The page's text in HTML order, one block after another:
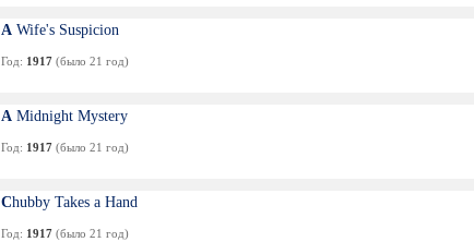
A Wife's Suspicion
Год: 1917 (было 21 год)
A Midnight Mystery
Год: 1917 (было 21 год)
Chubby Takes a Hand
Год: 1917 (было 21 год)